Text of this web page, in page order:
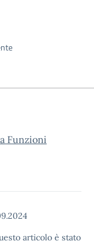
Funzioni
articolo è stato